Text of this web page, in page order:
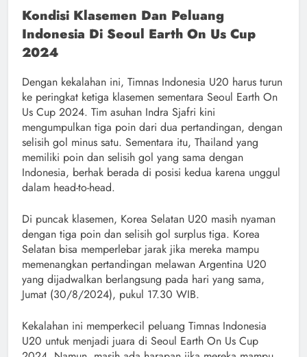
Kondisi Klasemen Dan Peluang
Indonesia Di Seoul Earth On Us Cup
2024
Dengan kekalahan ini, Timnas Indonesia U20 harus turun
ke peringkat ketiga klasemen sementara Seoul Earth On
Us Cup 2024. Tim asuhan Indra Sjafri kini
mengumpulkan tiga poin dari dua pertandingan, dengan
selisih gol minus satu. Sementara itu, Thailand yang
memiliki poin dan selisih gol yang sama dengan
Indonesia, berhak berada di posisi kedua karena unggul
dalam head-to-head.
Di puncak klasemen, Korea Selatan U20 masih nyaman
dengan tiga poin dan selisih gol surplus tiga. Korea
Selatan bisa memperlebar jarak jika mereka mampu
memenangkan pertandingan melawan Argentina U20
yang dijadwalkan berlangsung pada hari yang sama,
Jumat (30/8/2024), pukul 17.30 WIB.
Kekalahan ini memperkecil peluang Timnas Indonesia
U20 untuk menjadi juara di Seoul Earth On Us Cup